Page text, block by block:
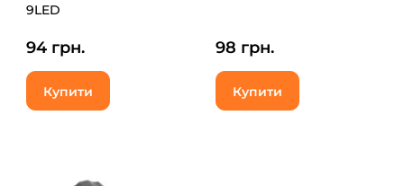
9LED
94 грн.
Купити
98 грн.
Купити